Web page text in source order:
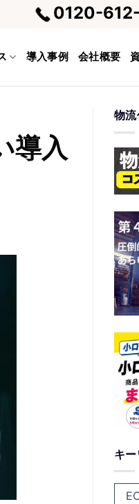
0120-
導入事例 会社概要
導入
物
キ